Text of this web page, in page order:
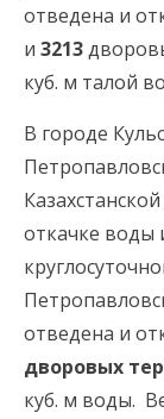
отведена и
и 3213
куб. м талой
В городе
откачке воды
отведена и
дворовых
куб. м воды.